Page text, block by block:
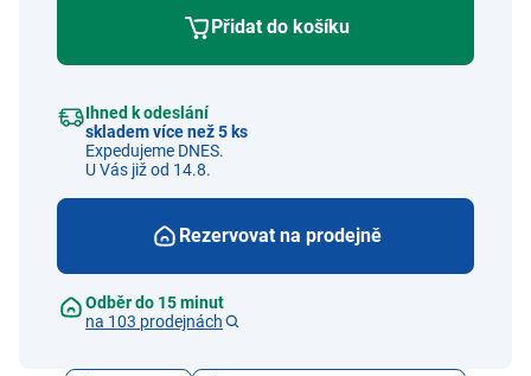
Přidat do košíku
Ihned k odeslání
skladem více než 5 ks
Expedujeme DNES.
U Vás již od 14.8.
Rezervovat na prodejně
Odběr do 15 minut
na 103 prodejnách